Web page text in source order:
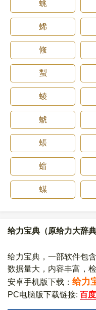
䖴
䖷
䖺
䖽
䗀
䗂
䗅
䗈
䗋
给力宝典（原给力大辞
给力宝典，一部软件包
数据量大，内容丰富，
安卓手机版下载： 给力
PC电脑版下载链接: 百